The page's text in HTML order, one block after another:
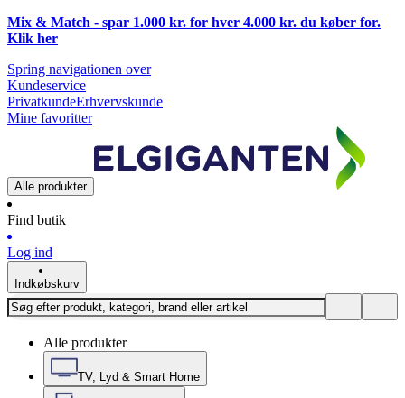
Mix & Match - spar 1.000 kr. for hver 4.000 kr. du køber for.
Klik her
Spring navigationen over
Kundeservice
PrivatkundeErhvervskunde
Mine favoritter
Alle produkter
Find butik
Log ind
Indkøbskurv
Alle produkter
TV, Lyd & Smart Home